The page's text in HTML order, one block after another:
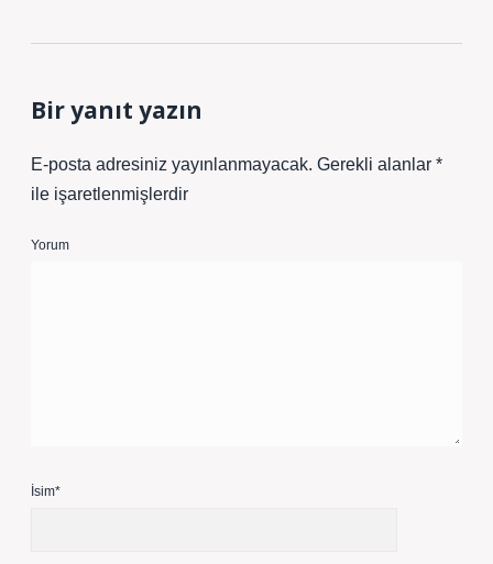
Bir yanıt yazın
E-posta adresiniz yayınlanmayacak. Gerekli alanlar *
ile işaretlenmişlerdir
Yorum
İsim*